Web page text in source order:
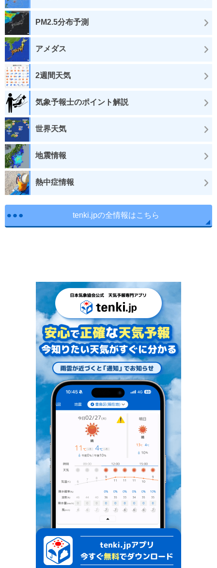
PM2.5分布予測
アメダス
2週間天気
気象予報士のポイント解説
世界天気
地震情報
熱中症情報
tenki.jpの全情報はこちら